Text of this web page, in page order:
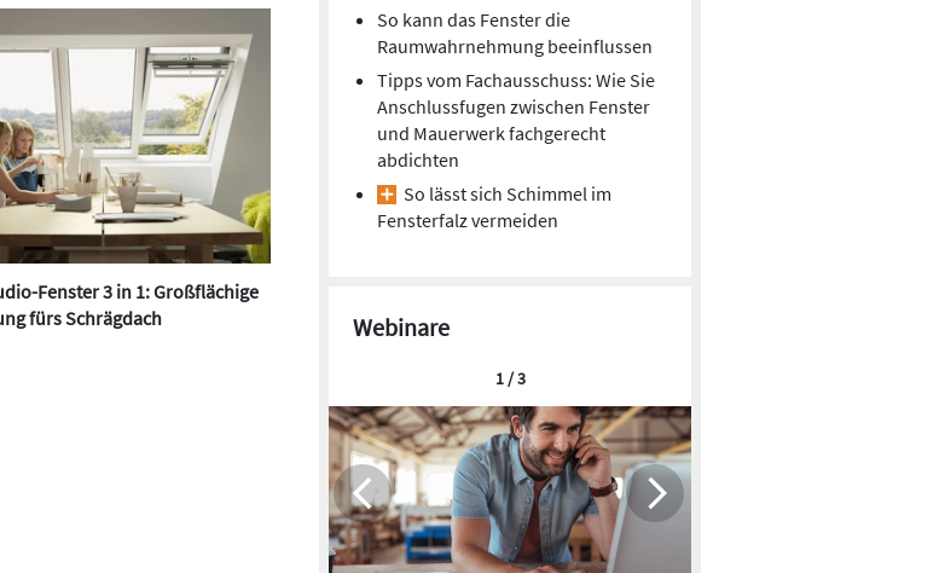
Fenster 3 in 1: Großflächige
fürs Schrägdach
So kann das Fenster die
Raumwahrnehmung beeinflussen
Tipps vom Fachausschuss: Wie Sie
Anschlussfugen zwischen Fenster
und Mauerwerk fachgerecht
abdichten
So lässt sich Schimmel im
Fensterfalz vermeiden
Webinare
1 / 3